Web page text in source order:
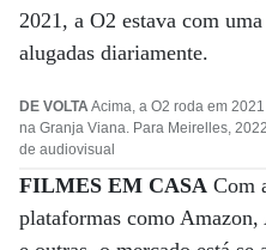
2021, a O2 estava com
alugadas diariamente.
DE VOLTAAcima, a O2 roda em
na Granja Viana. Para Meirelles,
de audiovisual
FILMES EM CASA Com
plataformas como